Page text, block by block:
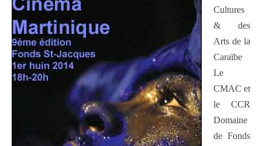
Cultures
& des
Arts de la
Caraïbe
Le
CMAC et
le CCR
Domaine
de Fonds